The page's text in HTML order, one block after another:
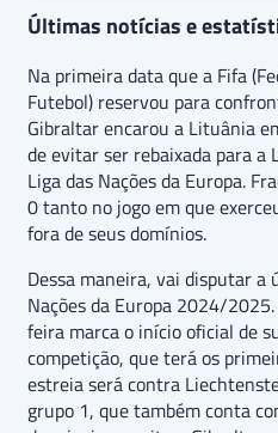
Últimas notícias e
Na primeira data que a Fifa
Futebol) reservou para
Gibraltar encarou a Lituânia
de evitar ser rebaixada para a
Liga das Nações da Europa.
0 tanto no jogo em que
fora de seus domínios.
Dessa maneira, vai disputar a
Nações da Europa 2024/
feira marca o início oficial de
competição, que terá os
estreia será contra
grupo 1, que também conta